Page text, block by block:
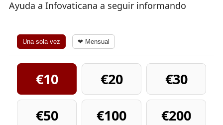
Ayuda a Infovaticana a seguir informando
Una sola vez ❤ Mensual
€10 €20
€30
€50
€100 €200